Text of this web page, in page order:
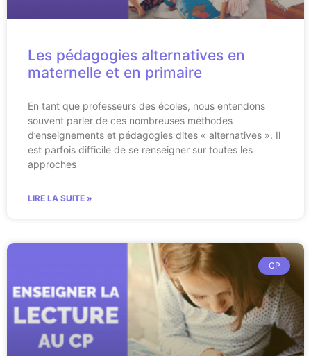
Les pédagogies alternatives en
maternelle et en primaire
En tant que professeurs des écoles, nous entendons
souvent parler de ces nombreuses méthodes
d’enseignements et pédagogies dites « alternatives ». Il
est parfois difficile de se renseigner sur toutes les
approches
LIRE LA SUITE »
CP